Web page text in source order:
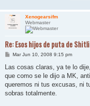
Xenogearsifm
Webmaster
Re: Esos hijos de puta de
M
n
a
j
Mar Jun 10, 2008 9:15 pm
Las cosas claras, ya te lo
que como se le dijo a MK,
queremos ni tus excusas, ni
sobras totalmente.